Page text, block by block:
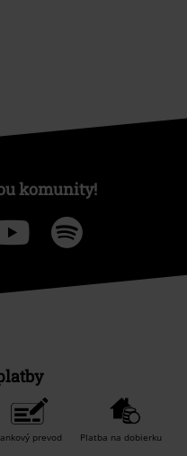
komunity!
prevod Platba na dobierku